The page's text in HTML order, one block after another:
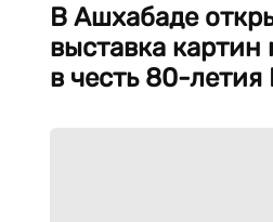
В Ашхабаде
выставка картин
в честь 80-